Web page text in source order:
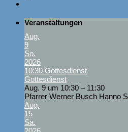
Veranstaltungen
Aug.
9
So.
2026
10:30 Gottesdienst
Gottesdienst
Aug. 9 um 10:30 – 11:30
Pfarrer Werner Busch Hanno
Aug.
15
Sa.